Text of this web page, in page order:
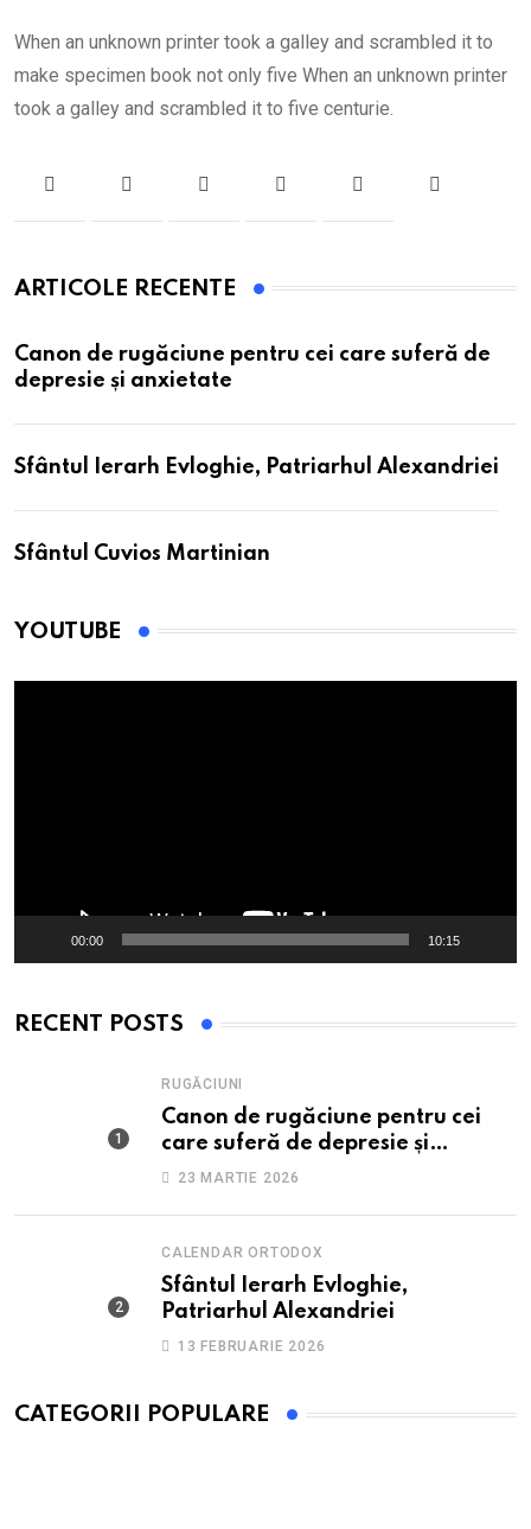
When an unknown printer took a galley and scrambled it to
make specimen book not only five When an unknown printer
took a galley and scrambled it to five centurie.
ARTICOLE RECENTE
Canon de rugăciune pentru cei care suferă de
depresie și anxietate
Sfântul Ierarh Evloghie, Patriarhul Alexandriei
Sfântul Cuvios Martinian
YOUTUBE
00:00 10:15
RECENT POSTS
RUGĂCIUNI
Canon de rugăciune pentru cei
care suferă de depresie și
anxietate
23 MARTIE 2026
CALENDAR ORTODOX
Sfântul Ierarh Evloghie,
Patriarhul Alexandriei
13 FEBRUARIE 2026
CATEGORII POPULARE